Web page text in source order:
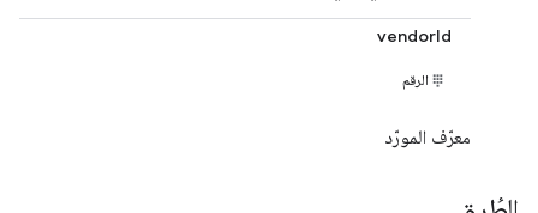
vendorId
الرقم
معرّف المورّد